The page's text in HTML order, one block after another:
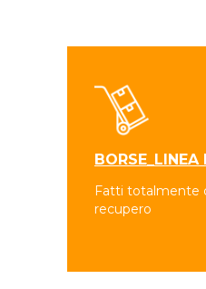
BORSE_LINEA
Fatti totalmente
recupero